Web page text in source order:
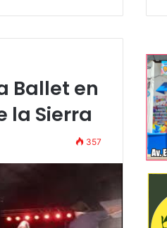
Ballet en
la Sierra
357